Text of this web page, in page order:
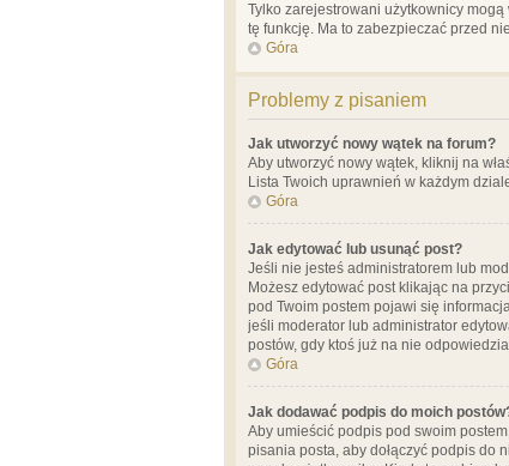
Tylko zarejestrowani użytkownicy mogą
tę funkcję. Ma to zabezpieczać przed
Góra
Problemy z pisaniem
Jak utworzyć nowy wątek na forum?
Aby utworzyć nowy wątek, kliknij na
Lista Twoich uprawnień w każdym
Góra
Jak edytować lub usunąć post?
Jeśli nie jesteś administratorem lub
Możesz edytować post klikając na
pod Twoim postem pojawi się
jeśli moderator lub administrator
postów, gdy ktoś już na nie
Góra
Jak dodawać podpis do moich
Aby umieścić podpis pod swoim
pisania posta, aby dołączyć podpis do